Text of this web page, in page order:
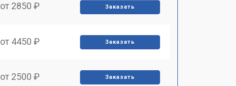
от 2850 ₽ Заказать
от 4450 ₽ Заказать
от 2500 ₽ Заказать